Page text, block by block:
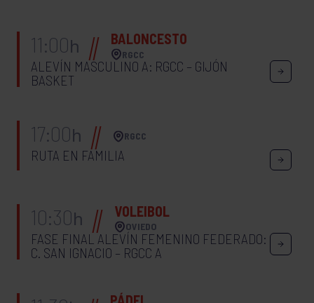
11:00h BALONCESTO
RGCC
ALEVÍN MASCULINO A: RGCC – GIJÓN
BASKET
17:00h RGCC
RUTA EN FAMILIA
10:30h VOLEIBOL
OVIEDO
FASE FINAL ALEVÍN FEMENINO FEDERADO:
C. SAN IGNACIO – RGCC A